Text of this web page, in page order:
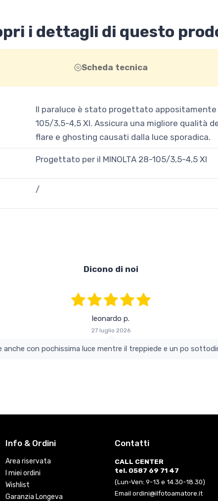
i dettagli di questo
Scheda tecnica
Il paraluce è stato progettato appositamente
105/3,5-4,5 XI. Assicura una migliore qualità
flare e ghosting causati dalla luce sporadica.
Progettato per il MINOLTA 28-105/3,5-4,5 XI
/
Dicono di noi
leonardo p.
27 luglio 2026
e perfetto si vede anche con pochissima luce mentre il treppiede e un po
Info & Ordini
Area riservata
I miei ordini
Wishlist
Garanzia Longeva
Contatti
CALL CENTER
tel. 0587 69 71 47
(Lun-Ven: 9-13 e 14.30-18.30)
Email ordini@ilfotoamatore.it